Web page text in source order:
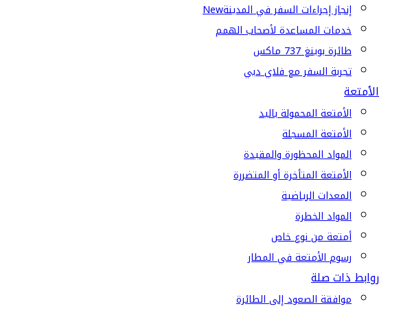
إنجاز إجراءات السفر في المدينةNew
خدمات المساعدة لأصحاب الهمم
طائرة بوينغ 737 ماكس
تجربة السفر مع فلاي دبي
الأمتعة
الأمتعة المحمولة باليد
الأمتعة المسجلة
المواد المحظورة والمقيدة
الأمتعة المتأخرة أو المتضررة
المعدات الرياضية
المواد الخطرة
أمتعة من نوع خاص
رسوم الأمتعة في المطار
روابط ذات صلة
موافقة الصعود إلى الطائرة